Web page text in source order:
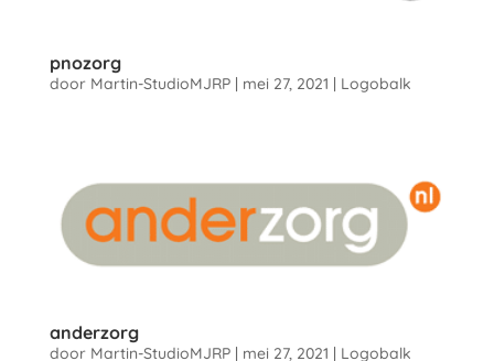
pnozorg
door Martin-StudioMJRP| mei 27, 2021 | Logobalk
anderzorg
door Martin-StudioMJRP| mei 27, 2021 Logobalk